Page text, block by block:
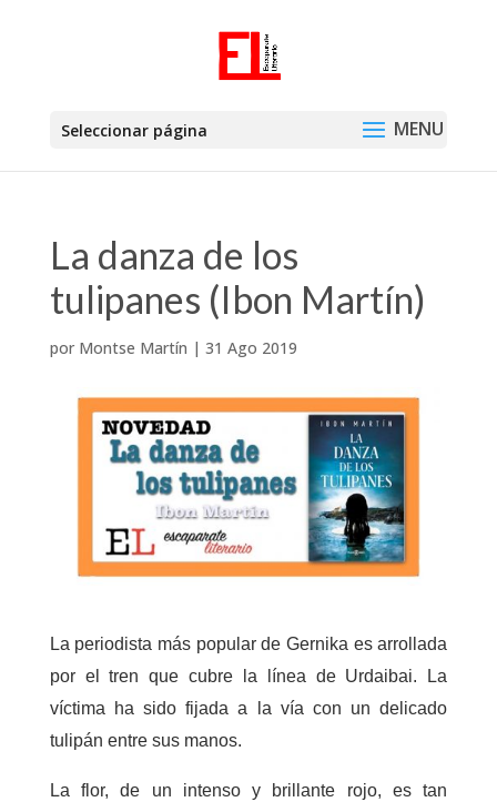
Seleccionar página
La danza de los
tulipanes (Ibon Martín)
por Montse Martín | 31 Ago 2019
La periodista más popular de Gernika es arrollada
por el tren que cubre la línea de Urdaibai. La
víctima ha sido fijada a la vía con un delicado
tulipán entre sus manos.
La flor, de un intenso y brillante rojo, es tan